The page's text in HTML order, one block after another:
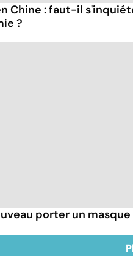
Chine : faut-il
?
porter un masque